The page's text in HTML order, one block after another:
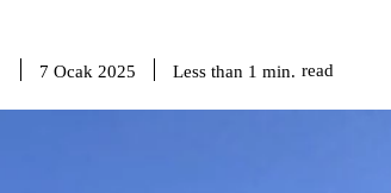
7 Ocak 2025 Less than 1 min. read